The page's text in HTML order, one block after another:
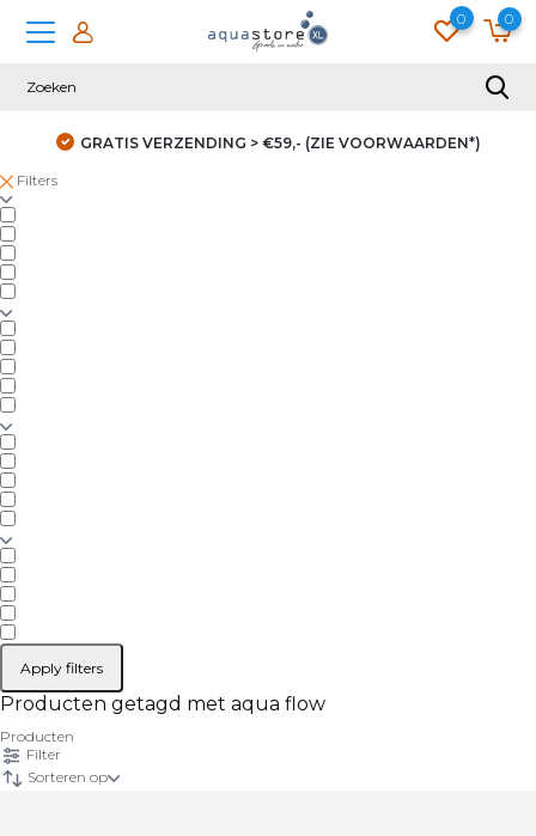
0 0
GRATIS VERZENDING > €59,- (ZIE VOORWAARDEN*)
Filters
Apply filters
Producten getagd met aqua flow
Producten
Filter
Sorteren op